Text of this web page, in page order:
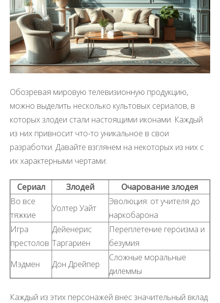
Обозревая мировую телевизионную продукцию,
можно выделить несколько культовых сериалов, в
которых злодеи стали настоящими иконами. Каждый
из них привносит что-то уникальное в свои
разработки. Давайте взглянем на некоторых из них с
их характерными чертами:
Сериал Злодей
Очарование злодея
Во все
тяжкие
Уолтер Уайт
Эволюция: от учителя до
наркобарона
Игра
престолов
Дейенерис
Таргариен
Переплетение героизма и
безумия
Мэдмен
Дон Дрейпер
Сложные моральные
дилеммы
Каждый из этих персонажей внес значительный вклад